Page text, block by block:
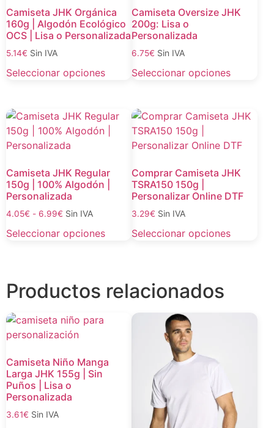
Camiseta JHK Orgánica
160g | Algodón Ecológico
OCS | Lisa o Personalizada
5.14€ Sin IVA
Seleccionar opciones
Camiseta Oversize JHK
200g: Lisa o
Personalizada
6.75€ Sin IVA
Seleccionar opciones
Camiseta JHK Regular
150g | 100% Algodón |
Personalizada
4.05€ - 6.99€ Sin IVA
Seleccionar opciones
Comprar Camiseta JHK
TSRA150 150g |
Personalizar Online DTF
3.29€ Sin IVA
Seleccionar opciones
Productos relacionados
Camiseta Niño Manga
Larga JHK 155g | Sin
Puños | Lisa o
Personalizada
3.61€ Sin IVA